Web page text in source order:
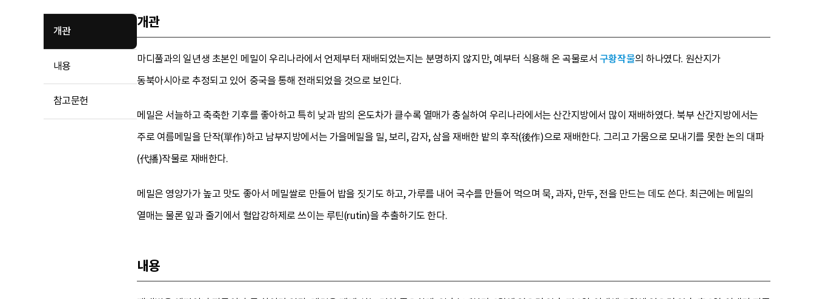
개관
내용
참고문헌
개관
마디풀과의 일년생 초본인 메밀이 우리나라에서 언제부터 재배되었는지는 분명하지 않지만, 예부터 식용해 온 곡물로서 구황작물의 하나였다. 원산지가
동북아시아로 추정되고 있어 중국을 통해 전래되었을 것으로 보인다.
메밀은 서늘하고 축축한 기후를 좋아하고 특히 낮과 밤의 온도차가 클수록 열매가 충실하여 우리나라에서는 산간지방에서 많이 재배하였다. 북부 산간지방에서는
주로 여름메밀을 단작(單作)하고 남부지방에서는 가을메밀을 밀, 보리, 감자, 삼을 재배한 밭의 후작(後作)으로 재배한다. 그리고 가뭄으로 모내기를 못한 논의 대파
(代播)작물로 재배한다.
메밀은 영양가가 높고 맛도 좋아서 메밀쌀로 만들어 밥을 짓기도 하고, 가루를 내어 국수를 만들어 먹으며 묵, 과자, 만두, 전을 만드는 데도 쓴다. 최근에는 메밀의
열매는 물론 잎과 줄기에서 혈압강하제로 쓰이는 루틴(rutin)을 추출하기도 한다.
내용